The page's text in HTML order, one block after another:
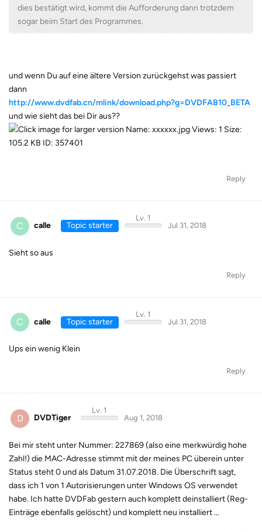
dies bestätigt wird, kommt die Aufforderung dann trotzdem
sogar beim Start des Programmes.
und wenn Du auf eine ältere Version zurückgehst was passiert
dann
http://www.dvdfab.cn/mlink/download.php?g=DVDFAB10_BETA
und wie sieht das bei Dir aus??
Reply
C calle Topic starter
Lv. 1
Jul 31, 2018
Sieht so aus
Reply
C calle Topic starter
Lv. 1
Jul 31, 2018
Ups ein wenig Klein
Reply
D DVDTiger
Lv. 1
Aug 1, 2018
Bei mir steht unter Nummer: 227869 (also eine merkwürdig hohe
Zahl!) die MAC-Adresse stimmt mit der meines PC überein unter
Status steht 0 und als Datum 31.07.2018. Die Überschrift sagt,
dass ich 1 von 1 Autorisierungen unter Windows OS verwendet
habe. Ich hatte DVDFab gestern auch komplett deinstalliert (Reg-
Einträge ebenfalls gelöscht) und komplett neu installiert ...